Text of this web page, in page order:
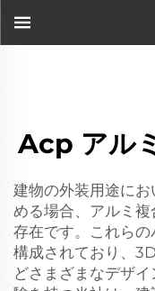
Acp アル
建物の外装用途に
める場合、アルミ
存在です。これら
構成されており、
どさまざまなデザ